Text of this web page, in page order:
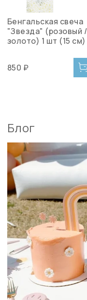
Бенгальская свеча
"Звезда" (розовый /
золото) 1 шт (15 см)
850 ₽
Блог